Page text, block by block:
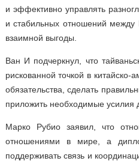
и эффективно управлять
и стабильных отношений
взаимной выгоды.
Ван И подчеркнул, что
рискованной точкой в
обязательства, сделать
приложить необходимые усилия
Марко Рубио заявил, что
отношениями в мире, а
поддерживать связь и